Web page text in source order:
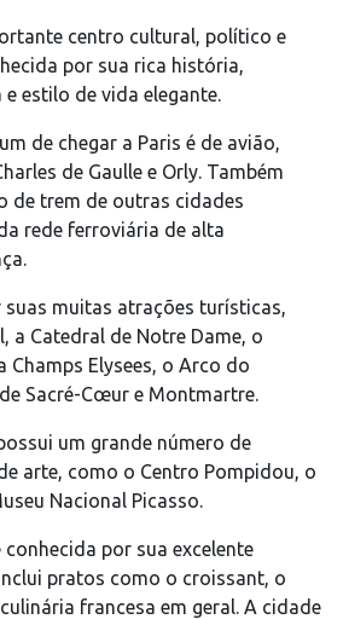
centro cultural, político e
por sua rica história,
estilo de vida elegante.
de chegar a Paris é de avião,
de Gaulle e Orly. Também
de trem de outras cidades
rede ferroviária de alta
suas muitas atrações turísticas,
a Catedral de Notre Dame, o
Champs Elysees, o Arco do
Sacré-Cœur e Montmartre.
um grande número de
arte, como o Centro Pompidou, o
Nacional Picasso.
por sua excelente
pratos como o croissant, o
francesa em geral. A cidade